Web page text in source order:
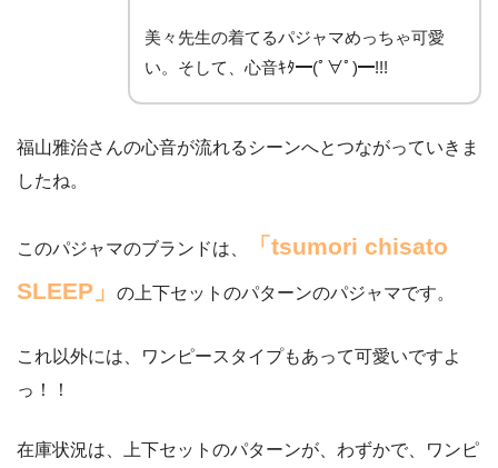
美々先生の着てるパジャマめっちゃ可愛
い。そして、心音ｷﾀ━(ﾟ∀ﾟ)━!!!
福山雅治さんの心音が流れるシーンへとつながっていきま
したね。
このパジャマのブランドは、
「tsumori chisato
SLEEP」
の上下セットのパターンのパジャマです。
これ以外には、ワンピースタイプもあって可愛いですよ
っ！！
在庫状況は、上下セットのパターンが、わずかで、ワンピ